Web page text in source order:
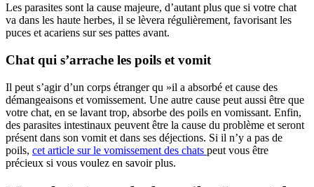
Les parasites sont la cause majeure, d’autant plus que si votre chat
va dans les haute herbes, il se lèvera régulièrement, favorisant les
puces et acariens sur ses pattes avant.
Chat qui s’arrache les poils et vomit
Il peut s’agir d’un corps étranger qu »il a absorbé et cause des
démangeaisons et vomissement. Une autre cause peut aussi être que
votre chat, en se lavant trop, absorbe des poils en vomissant. Enfin,
des parasites intestinaux peuvent être la cause du problème et seront
présent dans son vomit et dans ses déjections. Si il n’y a pas de
poils, cet article sur le vomissement des chats peut vous être
précieux si vous voulez en savoir plus.